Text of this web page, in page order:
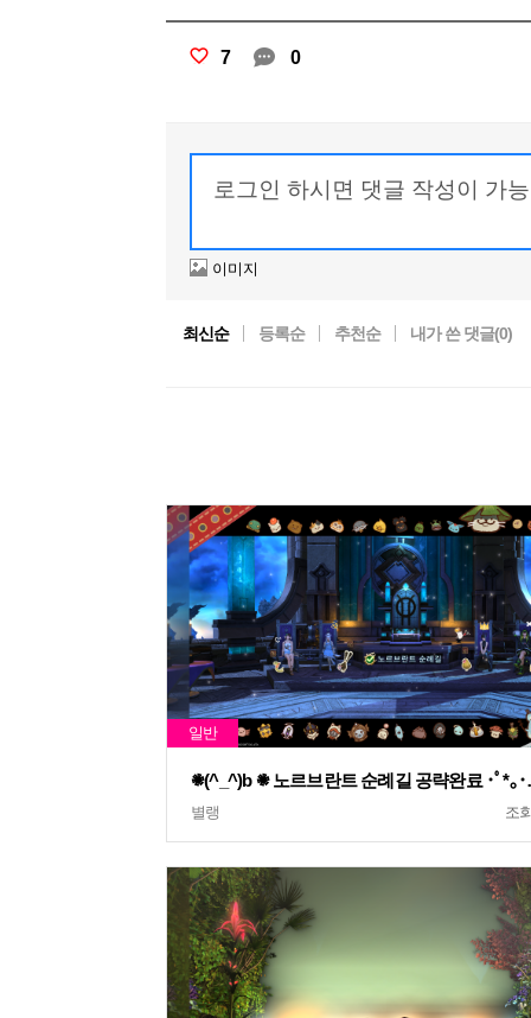
7 0
이미지
최신순 등록순 추천순 내가 쓴 댓글(0)
별랭 조